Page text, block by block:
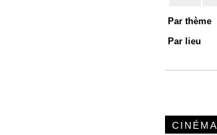
Par thème
Par lieu
CINÉMA